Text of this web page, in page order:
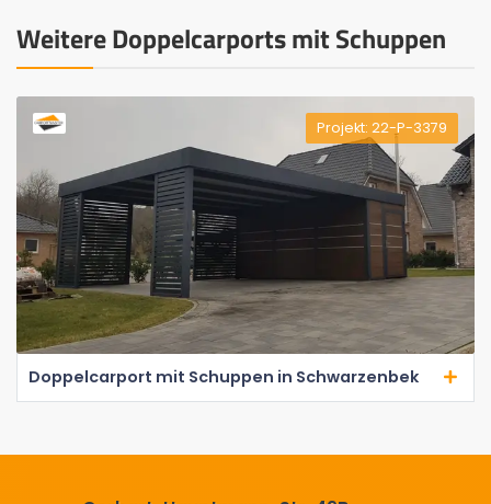
Weitere Doppelcarports mit Schuppen
Projekt: 22-P-3379
Doppelcarport mit Schuppen in Schwarzenbek